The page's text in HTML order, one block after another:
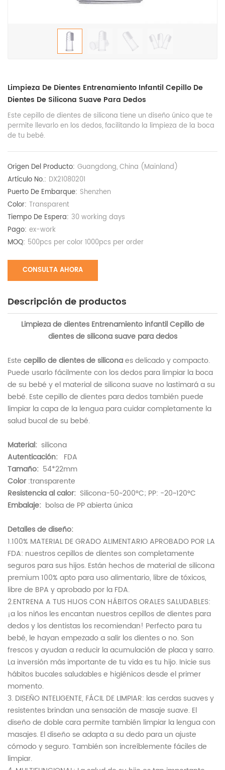
Limpieza De Dientes Entrenamiento Infantil Cepillo De
Dientes De Silicona Suave Para Dedos
Este cepillo de dientes de silicona tiene un diseño único que te
permite llevarlo en los dedos, facilitando la limpieza de la boca
de tu bebé.
Origen Del Producto: Guangdong, China (Mainland)
Artículo No.: DX21080201
Puerto De Embarque: Shenzhen
Color: Transparent
Tiempo De Espera: 30 working days
Pago: ex-work
MOQ: 500pcs per color 1000pcs per order
CONSULTA AHORA
Descripción de productos
Limpieza de dientes Entrenamiento infantil Cepillo de
dientes de silicona suave para dedos
Este cepillo de dientes de siliconaes delicado y compacto.
Puede usarlo fácilmente con los dedos para limpiar la boca
de su bebé y el material de silicona suave no lastimará a su
bebé. Este cepillo de dientes para dedos también puede
limpiar la capa de la lengua para cuidar completamente la
salud bucal de su bebé.
Material: silicona
Autenticación: FDA
Tamaño: 54*22mm
Color:transparente
Resistencia al calor: Silicona-50~200°C; PP: -20~120°C
Embalaje: bolsa de PP abierta única
Detalles de diseño:
1.100% MATERIAL DE GRADO ALIMENTARIO APROBADO POR LA
FDA: nuestros cepillos de dientes son completamente
seguros para sus hijos. Están hechos de material de silicona
premium 100% apto para uso alimentario, libre de tóxicos,
libre de BPA y aprobado por la FDA.
2.ENTRENA A TUS HIJOS CON HÁBITOS ORALES SALUDABLES:
¡a los niños les encantan nuestros cepillos de dientes para
dedos y los dentistas los recomiendan! Perfecto para tu
bebé, le hayan empezado a salir los dientes o no. Son
frescos y ayudan a reducir la acumulación de placa y sarro.
La inversión más importante de tu vida es tu hijo. Inicie sus
hábitos bucales saludables e higiénicos desde el primer
momento.
3. DISEÑO INTELIGENTE, FÁCIL DE LIMPIAR: las cerdas suaves y
resistentes brindan una sensación de masaje suave. El
diseño de doble cara permite también limpiar la lengua con
masajes. El diseño se adapta a su dedo para un ajuste
cómodo y seguro. También son increíblemente fáciles de
limpiar.